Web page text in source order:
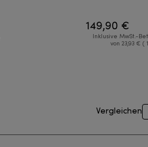
149,90 €
Inklusive MwSt.-
von 23,93 € (
Vergleichen